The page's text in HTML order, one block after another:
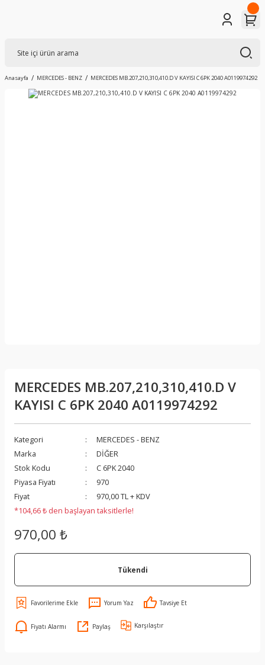
Anasayfa MERCEDES - BENZ MERCEDES MB.207,210,310,410.D V KAYISI C 6PK 2040 A0119974292
MERCEDES MB.207,210,310,410.D V
KAYISI C 6PK 2040 A0119974292
Kategori
MERCEDES - BENZ
Marka
DİĞER
Stok Kodu
C 6PK 2040
Piyasa Fiyatı
970
Fiyat
970,00 TL + KDV
*104,66 ₺ den başlayan taksitlerle!
970,00 ₺
Tükendi
Yorum Yaz Tavsiye Et
Fiyatı Alarmı Paylaş Karşılaştır